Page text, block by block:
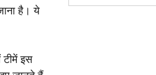
है। ये
टीमें इस